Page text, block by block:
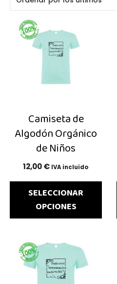
Camiseta de
Algodón Orgánico
de Niños
12,00€ IVA incluido
SELECCIONAR
OPCIONES
Este
producto
variantes.
pueden
elegir
página
producto
Este
producto
tiene
múltiples